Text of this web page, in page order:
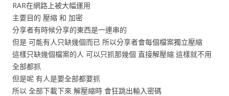
RAR在網路上被大幅運用
主要目的 壓縮 和 加密
分享者有時候分享的東西是一連串的
但是 可能有人只缺幾個而已 所以分享者會每個檔案獨立壓縮
這樣只缺幾個檔案的人 可以只抓那幾個 直接解壓縮 這樣就不用
全部都抓
但是呢 有人是要全部都要抓
所以 全部下載下來 解壓縮時 會狂跳出輸入密碼